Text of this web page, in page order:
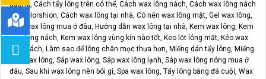
đường, Cách tẩy lông trên có thể, Cách wax lông nách, Cách wax lông nách
bằng Horshion, Cách wax lông tại nhà, Có nên wax lông mặt, Gel wax lông,
Giấy wax lông mua ở đâu, Hướng dẫn wax lông tại nhà, Kem wax lông, Kem
wax lông nách, Kem wax lông vùng kín nào tốt, Keo lột lông mặt, Kéo wax
lông nách, Làm sao để lông chân mọc thưa hơn, Miếng dán tẩy lông, Miếng
dán wax lông, Sáp wax lông, Sáp wax lông lạnh, Sáp wax lông nóng mua ở
đâu, Sau khi wax lông nên bôi gì, Spa wax lông, Tẩy lông bằng đá cuội, Wax